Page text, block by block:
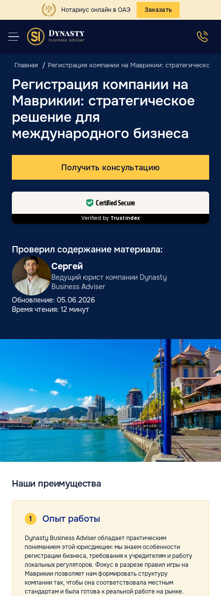
Нотариус онлайн в ОАЭ Заказать
Главная Регистрация компании на Маврикии: стратегическое
Регистрация компании на
Маврикии: стратегическое
решение для
международного бизнеса
Получить консультацию
Certified Secure
Verified by Trustindex
Проверил содержание материала:
Сергей
Ведущий юрист компании Dynasty
Business Adviser
Обновление: 05.06.2026
Время чтения: 12 минут
Наши преимущества
Опыт работы
Dynasty Business Adviser обладает практическим
пониманием этой юрисдикции: мы знаем особенности
регистрации бизнеса, требования к учредителям и работу
локальных регуляторов. Фокус в разрезе правил игры на
Маврикии позволяет нам формировать структуру
компании так, чтобы она соответствовала местным
стандартам и была готова к реальной работе на рынке.